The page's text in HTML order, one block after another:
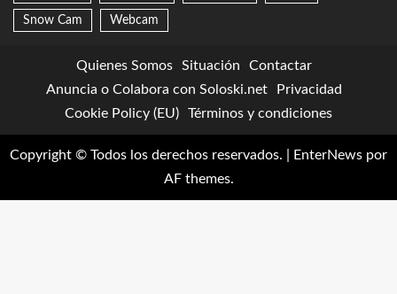
Snow Cam Webcam
Quienes Somos Situación
Contactar
Anuncia o Colabora con Soloski.net
Privacidad
Cookie Policy (EU)
Términos y condiciones
Copyright © Todos los derechos reservados. EnterNews por
AF themes.